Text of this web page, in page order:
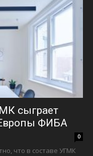
сыграет
ФИБА
0
что в составе УГМК